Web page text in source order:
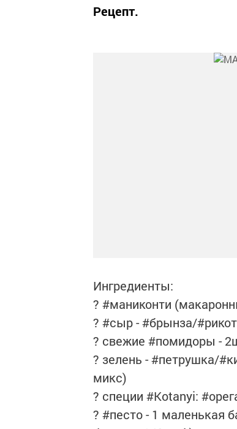
Рецепт.
Ингредиенты:⠀
? #маниконти
? #сыр - #брынза/
? свежие #помидоры -
? зелень - #петрушка/
микс)⠀
? специи #Kotanyi:
? #песто - 1 маленькая